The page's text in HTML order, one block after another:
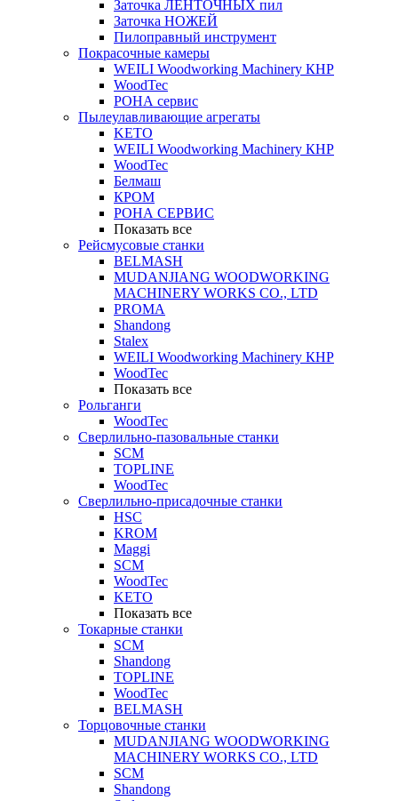
Заточка ЛЕНТОЧНЫХ пил
Заточка НОЖЕЙ
Пилоправный инструмент
Покрасочные камеры
WEILI Woodworking Machinery КНР
WoodTec
РОНА сервис
Пылеулавливающие агрегаты
KETO
WEILI Woodworking Machinery КНР
WoodTec
Белмаш
КРОМ
РОНА СЕРВИС
Показать все
Рейсмусовые станки
BELMASH
MUDANJIANG WOODWORKING
MACHINERY WORKS CO., LTD
PROMA
Shandong
Stalex
WEILI Woodworking Machinery КНР
WoodTec
Показать все
Рольганги
WoodTec
Сверлильно-пазовальные станки
SCM
TOPLINE
WoodTec
Сверлильно-присадочные станки
HSC
KROM
Maggi
SCM
WoodTec
KETO
Показать все
Токарные станки
SCM
Shandong
TOPLINE
WoodTec
BELMASH
Торцовочные станки
MUDANJIANG WOODWORKING
MACHINERY WORKS CO., LTD
SCM
Shandong